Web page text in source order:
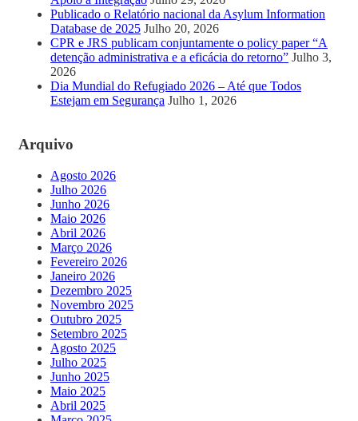
Publicado o Relatório nacional da Asylum Information
Database de 2025 Julho 20, 2026
CPR e JRS publicam conjuntamente o policy paper “A
detenção administrativa e a eficácia do retorno” Julho 3,
2026
Dia Mundial do Refugiado 2026 – Até que Todos
Estejam em Segurança Julho 1, 2026
Arquivo
Agosto 2026
Julho 2026
Junho 2026
Maio 2026
Abril 2026
Março 2026
Fevereiro 2026
Janeiro 2026
Dezembro 2025
Novembro 2025
Outubro 2025
Setembro 2025
Agosto 2025
Julho 2025
Junho 2025
Maio 2025
Abril 2025